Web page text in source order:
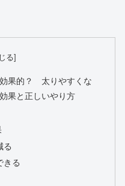
果的？ 太りやすくな
果と正しいやり方
る
きる